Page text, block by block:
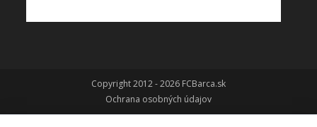
Copyright 2012 - 2026 FCBarca.sk
Ochrana osobných údajov